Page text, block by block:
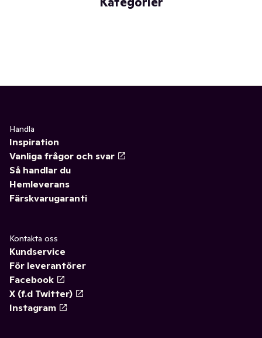
Handla
Inspiration
Vanliga frågor och svar
Så handlar du
Hemleverans
Färskvarugaranti
Kontakta oss
Kundservice
För leverantörer
Facebook
X (f.d Twitter)
Instagram